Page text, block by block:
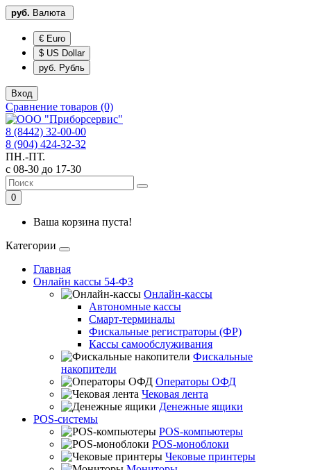
руб. Валюта
€ Euro
$ US Dollar
руб. Рубль
Вход
Сравнение товаров (0)
8 (8442) 32-00-00
8 (904) 424-32-32
ПН.-ПТ.
с 08-30 до 17-30
0
Ваша корзина пуста!
Категории
Главная
Онлайн кассы 54-ФЗ
Онлайн-кассы
Автономные кассы
Смарт-терминалы
Фискальные регистраторы (ФР)
Кассы самообслуживания
Фискальные
накопители
Операторы ОФД
Чековая лента
Денежные ящики
POS-системы
POS-компьютеры
POS-моноблоки
Чековые принтеры